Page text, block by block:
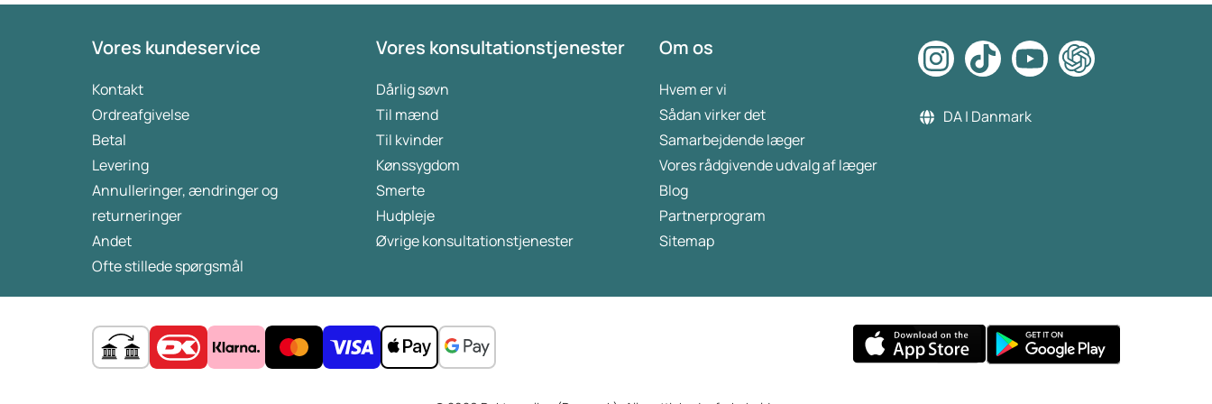
Vores kundeservice
Kontakt
Ordreafgivelse
Betal
Levering
Annulleringer, ændringer og
returneringer
Andet
Ofte stillede spørgsmål
Vores konsultationstjenester
Dårlig søvn
Til mænd
Til kvinder
Kønssygdom
Smerte
Hudpleje
Øvrige konsultationstjenester
Om os
Hvem er vi
Sådan virker det
Samarbejdende læger
Vores rådgivende udvalg af læger
Blog
Partnerprogram
Sitemap
DA | Danmark